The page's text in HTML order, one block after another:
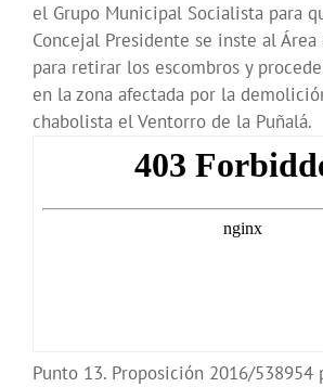
el Grupo Municipal Socialista para
Concejal Presidente se inste al
para retirar los escombros y
en la zona afectada por la
chabolista el Ventorro de la Puñalá.
Punto 13. Proposición 2016/538954